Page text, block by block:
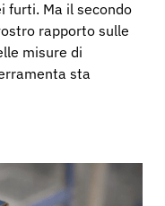
furti. Ma il secondo
rapporto sulle
misure di
sta